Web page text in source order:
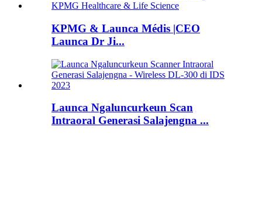
KPMG & Launca Médis |CEO
Launca Dr Ji...
Launca Ngaluncurkeun Scan
Intraoral Generasi Salajengna ...